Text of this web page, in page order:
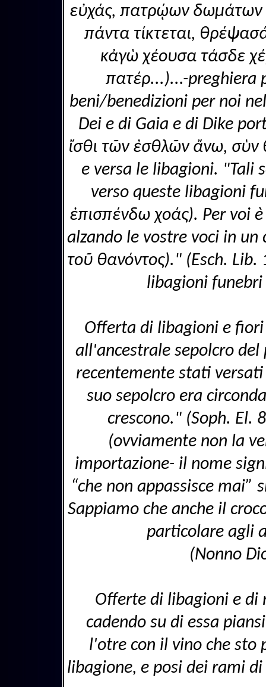
εὐχάς, πατρῴων δωμάτων
πάντα τίκτεται,
κἀγὼ χέουσα τάσδε
πατέρ...)...-preghiera
beni/benedizioni per noi
Dei e di Gaia e di Dike
ἴσθι τῶν ἐσθλῶν ἄνω, σὺν
e versa le libagioni. "Tali
verso queste libagioni
ἐπισπένδω χοάς). Per voi
alzando le vostre voci in
τοῦ θανόντος)." (Esch.
libagioni funebri
Offerta di libagioni e
all'ancestrale sepolcro
recentemente stati
suo sepolcro era
crescono." (Soph. El.
(ovviamente non la
importazione- il nome
“che non appassisce
Sappiamo che anche il
particolare agli
(Nonno
Offerte di libagioni e di
cadendo su di essa
l'otre con il vino che sto
libagione, e posi dei rami